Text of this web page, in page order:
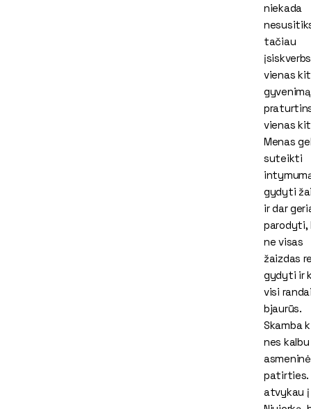
niekada
tačiau
vienas
vienas
Menas
suteikti
gydyti
ir dar
parodyti,
ne visas
žaizdas
gydyti ir
visi
bjaurūs.
Skamba
nes
patirties.
atvykau į